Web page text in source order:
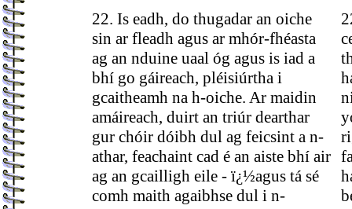
22. Is eadh, do thugadar an oiche
sin ar fleadh agus ar mhór-fhéasta
ag an nduine uaal óg agus is iad a
bhí go gáireach, pléisiúrtha i
gcaitheamh na h-oiche. Ar maidin
amáireach, duirt an triúr dearthar
gur chóir dóibh dul ag feicsint a n-
athar, feachaint cad é an aiste bhí air
ag an gcailligh eile - ï¿½agus tá sé
comh maith agaibhse dul i n-